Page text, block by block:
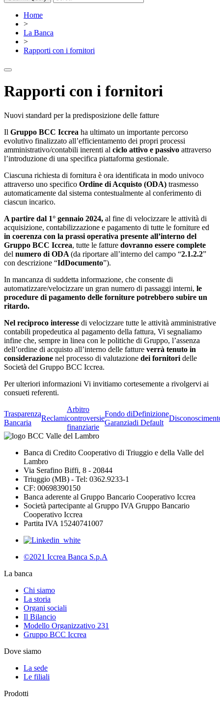
Home
>
La Banca
>
Rapporti con i fornitori
Rapporti con i fornitori
Nuovi standard per la predisposizione delle fatture
Il Gruppo BCC Iccrea ha ultimato un importante percorso
evolutivo finalizzato all’efficientamento dei propri processi
amministrativo/contabili inerenti al ciclo attivo e passivo attraverso
l’introduzione di una specifica piattaforma gestionale.
Ciascuna richiesta di fornitura è ora identificata in modo univoco
attraverso uno specifico Ordine di Acquisto (ODA) trasmesso
automaticamente dal sistema contestualmente al conferimento di
ciascun incarico.
A partire dal 1° gennaio 2024, al fine di velocizzare le attività di
acquisizione, contabilizzazione e pagamento di tutte le forniture ed
in coerenza con la prassi operativa presente all’interno del
Gruppo BCC Iccrea, tutte le fatture dovranno essere complete
del numero di ODA (da riportare all’interno del campo “2.1.2.2”
con descrizione “IdDocumento”).
In mancanza di suddetta informazione, che consente di
automatizzare/velocizzare un gran numero di passaggi interni, le
procedure di pagamento delle forniture potrebbero subire un
ritardo.
Nel reciproco interesse di velocizzare tutte le attività amministrative
contabili propedeutica al pagamento della fattura, Vi segnaliamo
infine che, sempre in linea con le politiche di Gruppo, l’assenza
dell’ordine di acquisto all’interno delle fatture verrà tenuto in
considerazione nel processo di valutazione dei fornitori delle
Società del Gruppo BCC Iccrea.
Per ulteriori informazioni Vi invitiamo cortesemente a rivolgervi ai
consueti referenti.
Trasparenza
Bancaria
Reclami
Arbitro
controversie
finanziarie
Fondo di
Garanzia
Definizione
di Default
Banca di Credito Cooperativo di Triuggio e della Valle del
Lambro
Via Serafino Biffi, 8 - 20844
Triuggio (MB) - Tel: 0362.9233-1
CF: 00698390150
Banca aderente al Gruppo Bancario Cooperativo Iccrea
Società partecipante al Gruppo IVA Gruppo Bancario
Cooperativo Iccrea
Partita IVA 15240741007
©2021 Iccrea Banca S.p.A
La banca
Chi siamo
La storia
Organi sociali
Il Bilancio
Modello Organizzativo 231
Gruppo BCC Iccrea
Dove siamo
La sede
Le filiali
Prodotti